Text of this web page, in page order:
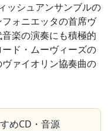
ッシュアンサンブルの
ォニエッタの首席ヴ
楽の演奏にも積極的
ド・ムーヴィーズの
ァイオリン協奏曲の
めCD・音源